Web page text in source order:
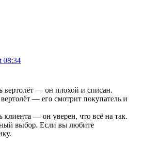
08:34
вертолёт — он плохой и списан.
— его смотрит покупатель и
— он уверен, что всё на так.
выбор. Если вы любите